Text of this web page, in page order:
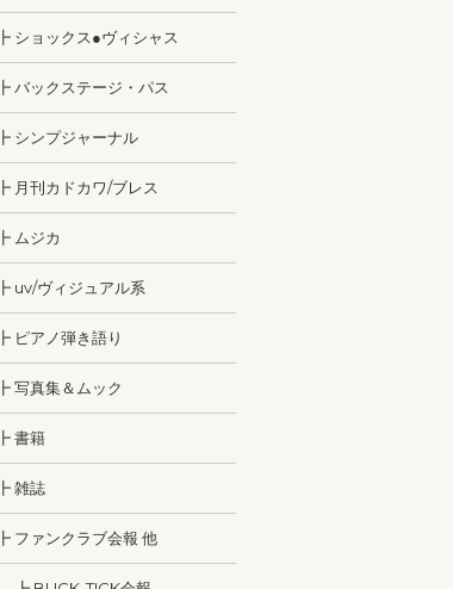
┣ ショックス●ヴィシャス
┣ バックステージ・パス
┣ シンプジャーナル
┣ 月刊カドカワ/ブレス
┣ ムジカ
┣ uv/ヴィジュアル系
┣ ピアノ弾き語り
┣ 写真集＆ムック
┣ 書籍
┣ 雑誌
┣ ファンクラブ会報 他